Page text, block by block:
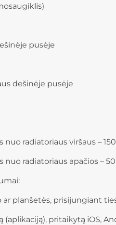
pusėje
dešinėje pusėje
radiatoriaus viršaus –
radiatoriaus apačios –
ar planšetės, prisijungiant
pritaikytą iOS,